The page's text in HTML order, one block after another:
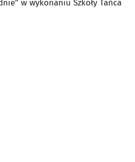
w wykonaniu Szkoły Tańca